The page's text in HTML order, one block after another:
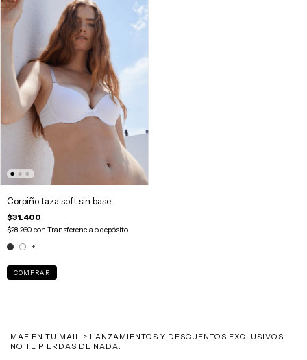
Corpiño taza soft sin base
$31.400
$28.260 con Transferencia o depósito
+1
COMPRAR
MAE EN TU MAIL > LANZAMIENTOS Y DESCUENTOS EXCLUSIVOS.
NO TE PIERDAS DE NADA.